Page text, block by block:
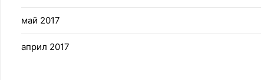
май 2017
април 2017